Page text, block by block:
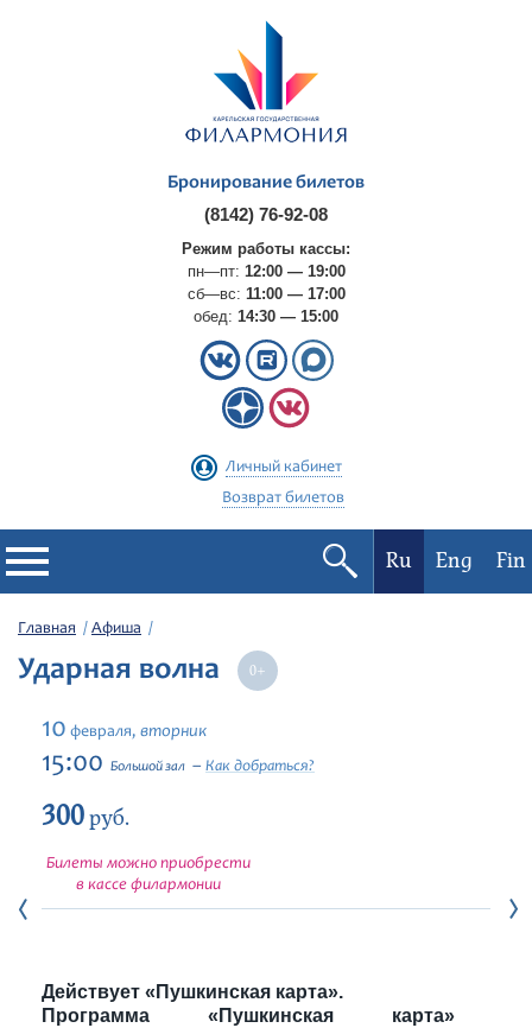
Бронирование билетов
(8142) 76-92-08
Режим работы кассы:
пн—пт: 12:00 — 19:00
сб—вс: 11:00 — 17:00
обед: 14:30 — 15:00
Личный кабинет
Возврат билетов
Филармония
Афиша
Фестивали
Абонементы
Новости
Ru Eng Fin
Главная Афиша
Ударная волна
10 февраля, вторник
15:00 Большой зал Как добраться?
300руб.
Билеты можно приобрести
в кассе филармонии
Действует «Пушкинская карта».
Программа «Пушкинская карта»